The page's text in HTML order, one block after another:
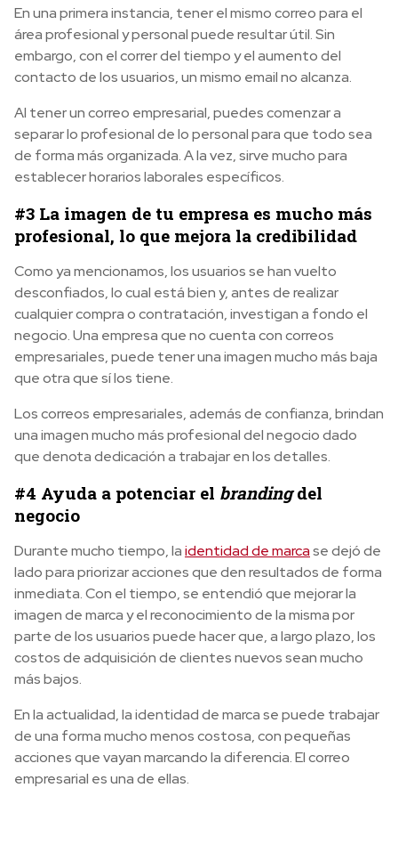
En una primera instancia, tener el mismo correo para el
área profesional y personal puede resultar útil. Sin
embargo, con el correr del tiempo y el aumento del
contacto de los usuarios, un mismo email no alcanza.
Al tener un correo empresarial, puedes comenzar a
separar lo profesional de lo personal para que todo sea
de forma más organizada. A la vez, sirve mucho para
establecer horarios laborales específicos.
#3 La imagen de tu empresa es mucho más
profesional, lo que mejora la credibilidad
Como ya mencionamos, los usuarios se han vuelto
desconfiados, lo cual está bien y, antes de realizar
cualquier compra o contratación, investigan a fondo el
negocio. Una empresa que no cuenta con correos
empresariales, puede tener una imagen mucho más baja
que otra que sí los tiene.
Los correos empresariales, además de confianza, brindan
una imagen mucho más profesional del negocio dado
que denota dedicación a trabajar en los detalles.
#4 Ayuda a potenciar el brandingdel
negocio
Durante mucho tiempo, laidentidad de marcase dejó de
lado para priorizar acciones que den resultados de forma
inmediata. Con el tiempo, se entendió que mejorar la
imagen de marca y el reconocimiento de la misma por
parte de los usuarios puede hacer que, a largo plazo, los
costos de adquisición de clientes nuevos sean mucho
más bajos.
En la actualidad, la identidad de marca se puede trabajar
de una forma mucho menos costosa, con pequeñas
acciones que vayan marcando la diferencia. El correo
empresarial es una de ellas.